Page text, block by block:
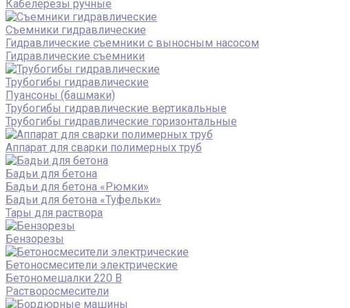
Кабелерезы ручные
Съемники гидравлические
Гидравлические cъемники с выносным насосом
Гидравлические съемники
Трубогибы гидравлические
Пуансоны (башмаки)
Трубогибы гидравлические вертикальные
Трубогибы гидравлические горизонтальные
Аппарат для сварки полимерных труб
Бадьи для бетона
Бадьи для бетона «Рюмки»
Бадьи для бетона «Туфельки»
Тары для раствора
Бензорезы
Бетоносмесители электрические
Бетономешалки 220 В
Растворосмесители